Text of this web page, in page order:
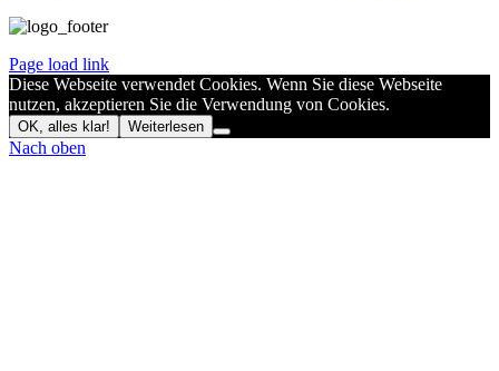
Page load link
Diese Webseite verwendet Cookies. Wenn Sie diese Webseite
nutzen, akzeptieren Sie die Verwendung von Cookies.
OK, alles klar! Weiterlesen
Nach oben